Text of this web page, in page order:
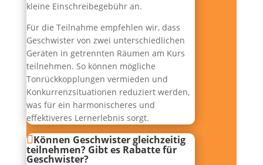
kleine Einschreibegebühr an.
Für die Teilnahme empfehlen wir, dass
Geschwister von zwei unterschiedlichen
Geräten in getrennten Räumen am Kurs
teilnehmen. So können mögliche
Tonrückkopplungen vermieden und
Konkurrenzsituationen reduziert werden,
was für ein harmonischeres und
effektiveres Lernerlebnis sorgt.
Können Geschwister gleichzeitig
teilnehmen? Gibt es Rabatte für
Geschwister?